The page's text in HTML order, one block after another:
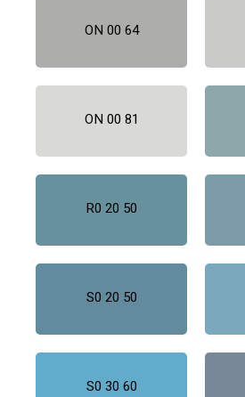
ON 00 64
ON 00 81
R0 20 50
S0 20 50
S0 30 60